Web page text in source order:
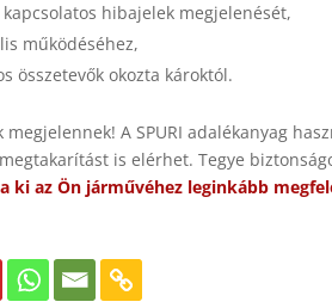
hibajelek megjelenését,
működéséhez,
összetevők okozta károktól.
A SPURI adalékanyag
is elérhet. Tegye
ki az Ön járművéhez leginkább